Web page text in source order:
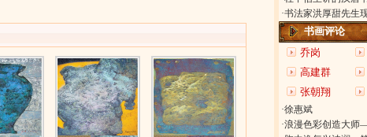
·书法家洪厚甜先生
书画评论
乔岗
高建群
张朝翔
·徐惠斌
·浪漫色彩创造大